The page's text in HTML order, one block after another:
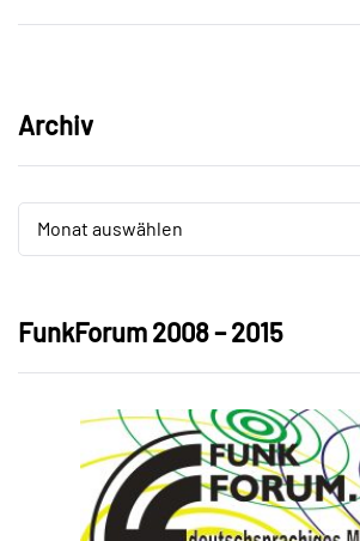
Archiv
Monat auswählen
Archiv
FunkForum 2008 – 2015